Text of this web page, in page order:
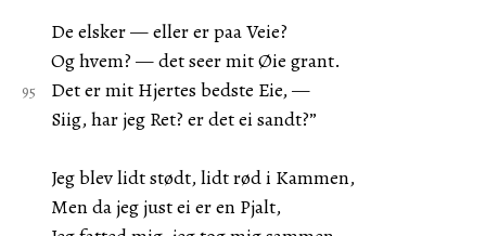
De elsker — eller er paa Veie?
Og hvem? — det seer mit Øie grant.
Det er mit Hjertes bedste Eie, —
Siig, har jeg Ret? er det ei sandt?”
Jeg blev lidt stødt, lidt rød i Kammen,
Men da jeg just ei er en Pjalt,